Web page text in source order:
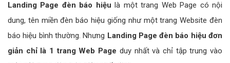
Landing Page đèn báo hiệu là một trang Web Page có nội
dung, tên miền đèn báo hiệu giống như một trang Website đèn
báo hiệu bình thường. Nhưng Landing Page đèn báo hiệu đơn
giản chỉ là 1 trang Web Page duy nhất và chỉ tập trung vào